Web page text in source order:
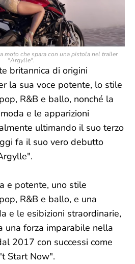
moto che spara con una pistola nel trailer
"Argylle".
britannica di origini
la sua voce potente, lo stile
R&B e ballo, nonché la
e le apparizioni
ultimando il suo terzo
fa il suo vero debutto
e potente, uno stile
R&B e ballo, e una
e le esibizioni straordinarie,
una forza imparabile nella
2017 con successi come
Start Now".